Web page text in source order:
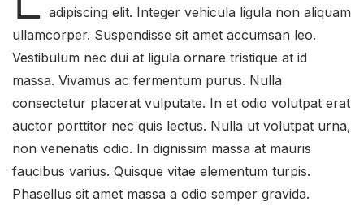
adipiscing elit. Integer vehicula ligula non aliquam
ullamcorper. Suspendisse sit amet accumsan leo.
Vestibulum nec dui at ligula ornare tristique at id
massa. Vivamus ac fermentum purus. Nulla
consectetur placerat vulputate. In et odio volutpat erat
auctor porttitor nec quis lectus. Nulla ut volutpat urna,
non venenatis odio. In dignissim massa at mauris
faucibus varius. Quisque vitae elementum turpis.
Phasellus sit amet massa a odio semper gravida.